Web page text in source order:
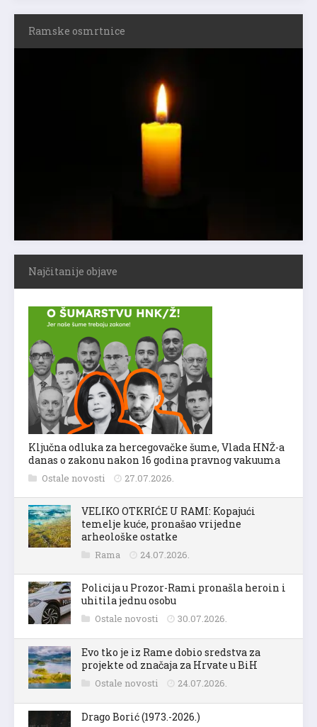
Ramske osmrtnice
Najčitanije objave
Ključna odluka za hercegovačke šume, Vlada HNŽ-a
danas o zakonu nakon 16 godina pravnog vakuuma
Ostale novosti 27.07.2026.
VELIKO OTKRIĆE U RAMI: Kopajući
temelje kuće, pronašao vrijedne
arheološke ostatke
Rama 24.07.2026.
Policija u Prozor-Rami pronašla heroin i
uhitila jednu osobu
Ostale novosti 30.07.2026.
Evo tko je iz Rame dobio sredstva za
projekte od značaja za Hrvate u BiH
Ostale novosti 24.07.2026.
Drago Borić (1973.-2026.)